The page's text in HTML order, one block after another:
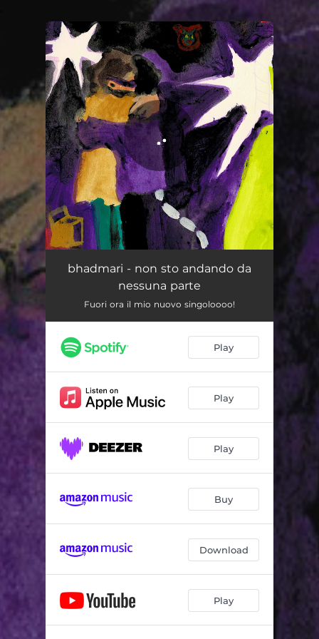
You're all set!
non sto andando da nessuna parte 02:16
bhadmari - non sto andando da
nessuna parte
Fuori ora il mio nuovo singoloooo!
Play
Play
Play
Buy
Download
Play